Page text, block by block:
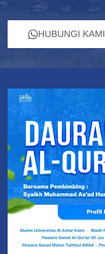
HUBUNGI KAMI